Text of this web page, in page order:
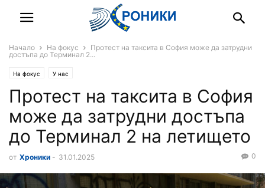
Начало На фокус
Протест на таксита в София може да затрудни
достъпа до Терминал 2...
На фокус У нас
Протест на таксита в София
може да затрудни достъпа
до Терминал 2 на летището
от Хроники - 31.01.2025 0